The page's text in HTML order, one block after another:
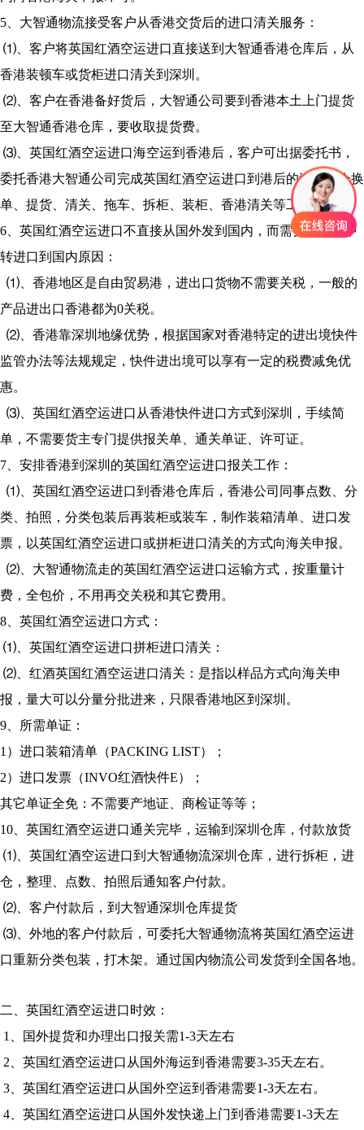
5、大智通物流接受客户从香港交货后的进口清关服务：
⑴、客户将英国红酒空运进口直接送到大智通香港仓库后，从
香港装顿车或货柜进口清关到深圳。
⑵、客户在香港备好货后，大智通公司要到香港本土上门提货
至大智通香港仓库，要收取提货费。
⑶、英国红酒空运进口海空运到香港后，客户可出据委托书，
委托香港大智通公司完成英国红酒空运进口到港后的海空运仓换
单、提货、清关、拖车、拆柜、装柜、香港清关等工作。
6、英国红酒空运进口不直接从国外发到国内，而需要从香港中
转进口到国内原因：
⑴、香港地区是自由贸易港，进出口货物不需要关税，一般的
产品进出口香港都为0关税。
⑵、香港靠深圳地缘优势，根据国家对香港特定的进出境快件
监管办法等法规规定，快件进出境可以享有一定的税费减免优
惠。
⑶、英国红酒空运进口从香港快件进口方式到深圳，手续简
单，不需要货主专门提供报关单、通关单证、许可证。
7、安排香港到深圳的英国红酒空运进口报关工作：
⑴、英国红酒空运进口到香港仓库后，香港公司同事点数、分
类、拍照，分类包装后再装柜或装车，制作装箱清单、进口发
票，以英国红酒空运进口或拼柜进口清关的方式向海关申报。
⑵、大智通物流走的英国红酒空运进口运输方式，按重量计
费，全包价，不用再交关税和其它费用。
8、英国红酒空运进口方式：
⑴、英国红酒空运进口拼柜进口清关：
⑵、红酒英国红酒空运进口清关：是指以样品方式向海关申
报，量大可以分量分批进来，只限香港地区到深圳。
9、所需单证：
1）进口装箱清单（PACKING LIST）；
2）进口发票（INVO红酒快件E）；
其它单证全免：不需要产地证、商检证等等；
10、英国红酒空运进口通关完毕，运输到深圳仓库，付款放货
⑴、英国红酒空运进口到大智通物流深圳仓库，进行拆柜，进
仓，整理、点数、拍照后通知客户付款。
⑵、客户付款后，到大智通深圳仓库提货
⑶、外地的客户付款后，可委托大智通物流将英国红酒空运进
口重新分类包装，打木架。通过国内物流公司发货到全国各地。
二、英国红酒空运进口时效：
1、国外提货和办理出口报关需1-3天左右
2、英国红酒空运进口从国外海运到香港需要3-35天左右。
3、英国红酒空运进口从国外空运到香港需要1-3天左右。
4、英国红酒空运进口从国外发快递上门到香港需要1-3天左